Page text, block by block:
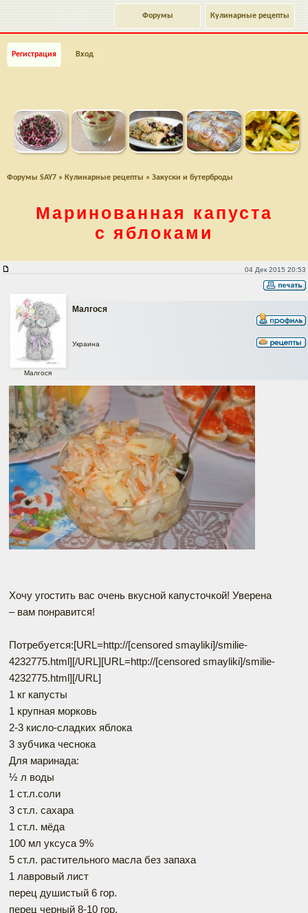
Кулинарные рецепты
Форумы
Регистрация Вход
Форумы SAY7 » Кулинарные рецепты » Закуски и бутерброды
Маринованная капуста
с яблоками
04 Дек 2015 20:53
Малгося
Малгося
Украина
Хочу угостить вас очень вкусной капусточкой! Уверена
– вам понравится!
Потребуется:[URL=http://[censored smayliki]/smilie-
4232775.html][/URL][URL=http://[censored smayliki]/smilie-
4232775.html][/URL]
1 кг капусты
1 крупная морковь
2-3 кисло-сладких яблока
3 зубчика чеснока
Для маринада:
½ л воды
1 ст.л.соли
3 ст.л. сахара
1 ст.л. мёда
100 мл уксуса 9%
5 ст.л. растительного масла без запаха
1 лавровый лист
перец душистый 6 гор.
перец черный 8-10 гор.